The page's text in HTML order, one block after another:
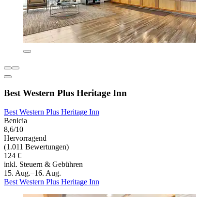
Best Western Plus Heritage Inn
Best Western Plus Heritage Inn
Benicia
8,6/10
Hervorragend
(1.011 Bewertungen)
124 €
inkl. Steuern & Gebühren
15. Aug.–16. Aug.
Best Western Plus Heritage Inn